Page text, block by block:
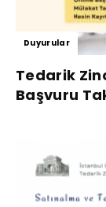
Duyurular
Tedarik
Başvuru